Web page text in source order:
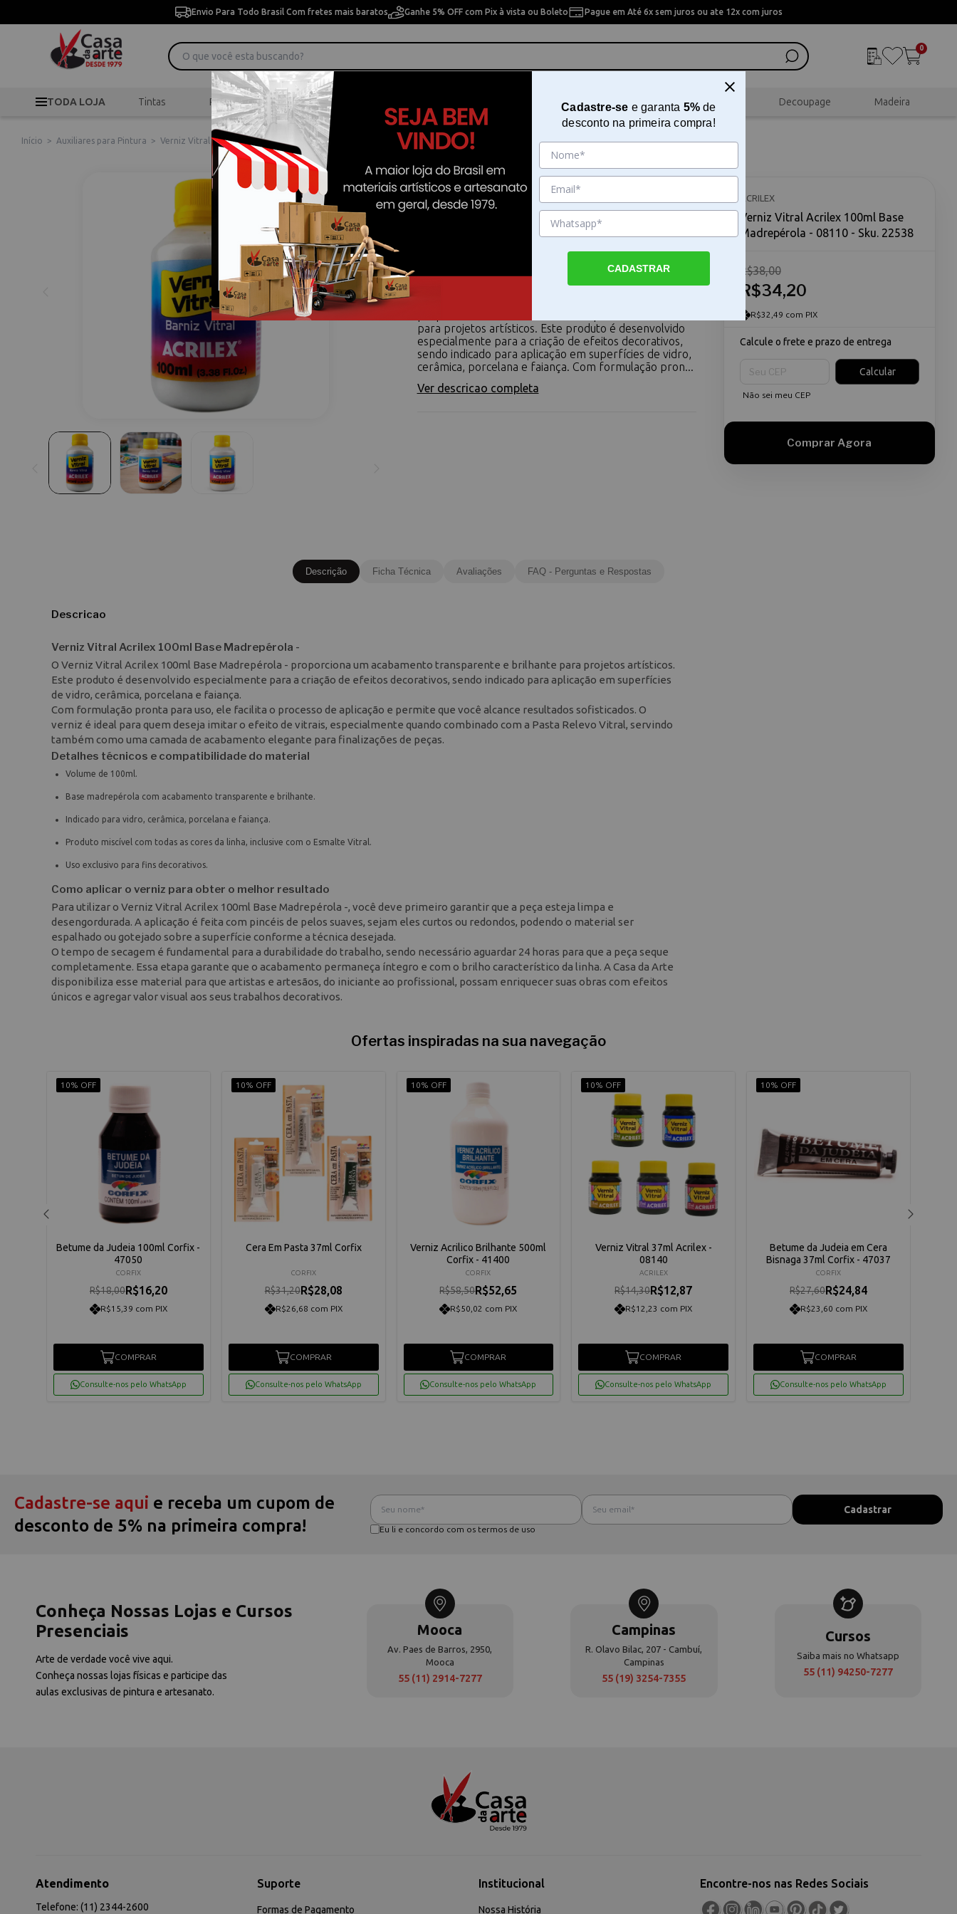
Envio Para Todo Brasil Com fretes mais baratos Ganhe 5% OFF com Pix à vista ou Boleto Pague em Até 6x sem juros ou ate 12x com juros
0
TODA LOJA Tintas Pincéis Desenho Pintura Artesanal Scrapbook Decoupage Madeira
Início > Auxiliares para Pintura > Verniz Vitral Acrilex 100ml Base Madrepérola - 08110
Verniz Vitral Acrilex 100ml Base
Madrepérola - 08110
Verniz Vitral Acrilex 100ml Base Madrepérola - O
para projetos artísticos. Este produto é desenvolvido
especialmente para a criação de efeitos decorativos,
sendo indicado para aplicação em superfícies de vidro,
cerâmica, porcelana e faiança. Com formulação pron...
Ver descricao completa
ACRILEX
Verniz Vitral Acrilex 100ml Base
Madrepérola - 08110 - Sku. 22538
R$34,20
R$38,00
R$32,49 com PIX
Calcule o frete e prazo de entrega
Calcular
Não sei meu CEP
Descrição Ficha Técnica Avaliações FAQ - Perguntas e Respostas
Descricao
Verniz Vitral Acrilex 100ml Base Madrepérola -
O Verniz Vitral Acrilex 100ml Base Madrepérola - proporciona um acabamento transparente e brilhante para projetos artísticos.
Este produto é desenvolvido especialmente para a criação de efeitos decorativos, sendo indicado para aplicação em superfícies
de vidro, cerâmica, porcelana e faiança.
Com formulação pronta para uso, ele facilita o processo de aplicação e permite que você alcance resultados sofisticados. O
verniz é ideal para quem deseja imitar o efeito de vitrais, especialmente quando combinado com a Pasta Relevo Vitral, servindo
também como uma camada de acabamento elegante para finalizações de peças.
Detalhes técnicos e compatibilidade do material
Volume de 100ml.
Base madrepérola com acabamento transparente e brilhante.
Indicado para vidro, cerâmica, porcelana e faiança.
Produto miscível com todas as cores da linha, inclusive com o Esmalte Vitral.
Uso exclusivo para fins decorativos.
Como aplicar o verniz para obter o melhor resultado
Para utilizar o Verniz Vitral Acrilex 100ml Base Madrepérola -, você deve primeiro garantir que a peça esteja limpa e
desengordurada. A aplicação é feita com pincéis de pelos suaves, sejam eles curtos ou redondos, podendo o material ser
espalhado ou gotejado sobre a superfície conforme a técnica desejada.
O tempo de secagem é fundamental para a durabilidade do trabalho, sendo necessário aguardar 24 horas para que a peça seque
completamente. Essa etapa garante que o acabamento permaneça íntegro e com o brilho característico da linha. A Casa da Arte
disponibiliza esse material para que artistas e artesãos, do iniciante ao profissional, possam enriquecer suas obras com efeitos
únicos e agregar valor visual aos seus trabalhos decorativos.
Ofertas inspiradas na sua navegação
10% OFF
Betume da Judeia 100ml Corfix -
47050
CORFIX
R$18,00R$16,20
R$15,39 com PIX
COMPRAR
Consulte-nos pelo WhatsApp
10% OFF
Cera Em Pasta 37ml Corfix
CORFIX
R$31,20R$28,08
R$26,68 com PIX
COMPRAR
Consulte-nos pelo WhatsApp
10% OFF
Verniz Acrilico Brilhante 500ml
Corfix - 41400
CORFIX
R$58,50R$52,65
R$50,02 com PIX
COMPRAR
Consulte-nos pelo WhatsApp
10% OFF
Verniz Vitral 37ml Acrilex -
08140
ACRILEX
R$14,30R$12,87
R$12,23 com PIX
COMPRAR
Consulte-nos pelo WhatsApp
10% OFF
Betume da Judeia em Cera
Bisnaga 37ml Corfix - 47037
CORFIX
R$27,60R$24,84
R$23,60 com PIX
COMPRAR
Consulte-nos pelo WhatsApp
Cadastre-se aqui e receba um cupom de
desconto de 5% na primeira compra!
Eu li e concordo com os termos de uso
Conheça Nossas Lojas e Cursos
Presenciais
Arte de verdade você vive aqui.
Conheça nossas lojas físicas e participe das
aulas exclusivas de pintura e artesanato.
Mooca
Av. Paes de Barros, 2950,
Mooca
55 (11) 2914-7277
Campinas
R. Olavo Bilac, 207 - Cambuí,
Campinas
55 (19) 3254-7355
Cursos
Saiba mais no Whatsapp
55 (11) 94250-7277
Atendimento
Telefone: (11) 2344-2600
Suporte
Formas de Pagamento
Institucional
Nossa História
Encontre-nos nas Redes Sociais
Cadastre-se e garanta 5%de
desconto na primeira compra!
CADASTRAR